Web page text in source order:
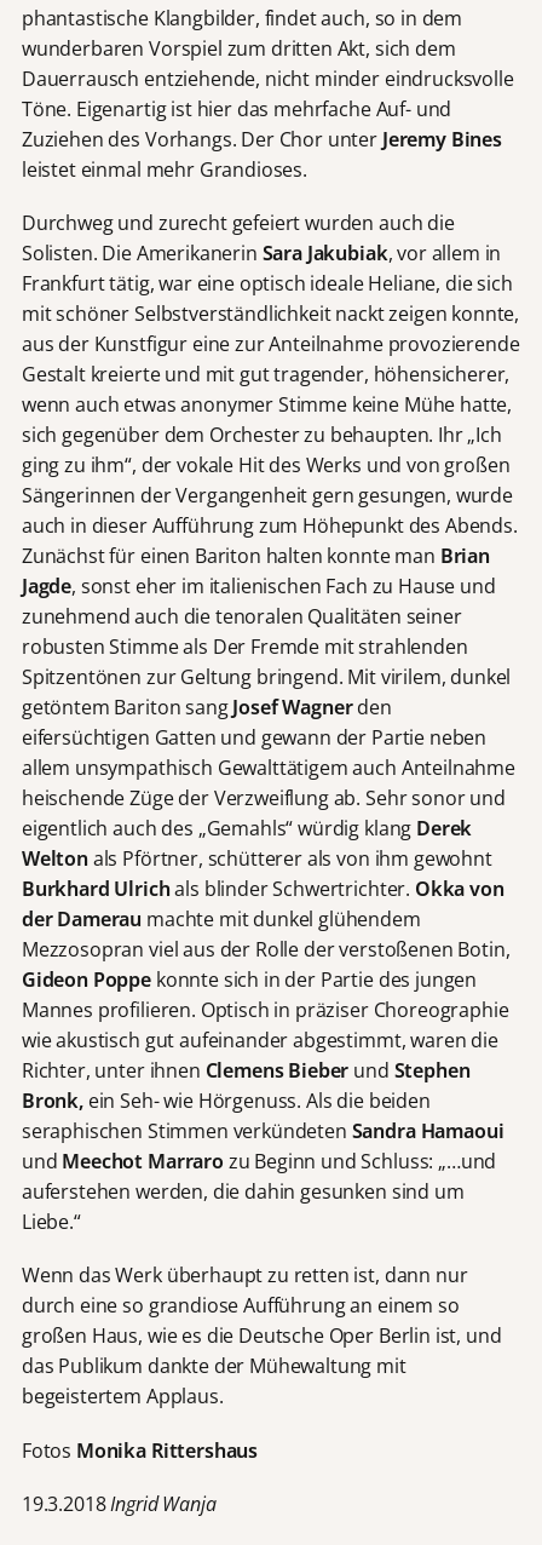
phantastische Klangbilder, findet auch, so in dem
wunderbaren Vorspiel zum dritten Akt, sich dem
Dauerrausch entziehende, nicht minder eindrucksvolle
Töne. Eigenartig ist hier das mehrfache Auf- und
Zuziehen des Vorhangs. Der Chor unter Jeremy Bines
leistet einmal mehr Grandioses.
Durchweg und zurecht gefeiert wurden auch die
Solisten. Die Amerikanerin Sara Jakubiak, vor allem in
Frankfurt tätig, war eine optisch ideale Heliane, die sich
mit schöner Selbstverständlichkeit nackt zeigen konnte,
aus der Kunstfigur eine zur Anteilnahme provozierende
Gestalt kreierte und mit gut tragender, höhensicherer,
wenn auch etwas anonymer Stimme keine Mühe hatte,
sich gegenüber dem Orchester zu behaupten. Ihr „Ich
ging zu ihm“, der vokale Hit des Werks und von großen
Sängerinnen der Vergangenheit gern gesungen, wurde
auch in dieser Aufführung zum Höhepunkt des Abends.
Zunächst für einen Bariton halten konnte man Brian
Jagde, sonst eher im italienischen Fach zu Hause und
zunehmend auch die tenoralen Qualitäten seiner
robusten Stimme als Der Fremde mit strahlenden
Spitzentönen zur Geltung bringend. Mit virilem, dunkel
getöntem Bariton sangJosef Wagnerden
eifersüchtigen Gatten und gewann der Partie neben
allem unsympathisch Gewalttätigem auch Anteilnahme
heischende Züge der Verzweiflung ab. Sehr sonor und
eigentlich auch des „Gemahls“ würdig klang Derek
Weltonals Pförtner, schütterer als von ihm gewohnt
Burkhard Ulrichals blinder Schwertrichter. Okka von
der Damerau machte mit dunkel glühendem
Mezzosopran viel aus der Rolle der verstoßenen Botin,
Gideon Poppe konnte sich in der Partie des jungen
Mannes profilieren. Optisch in präziser Choreographie
wie akustisch gut aufeinander abgestimmt, waren die
Richter, unter ihnen Clemens Bieber und Stephen
Bronk,ein Seh- wie Hörgenuss. Als die beiden
seraphischen Stimmen verkündeten Sandra Hamaoui
und Meechot Marraro zu Beginn und Schluss: „…und
auferstehen werden, die dahin gesunken sind um
Liebe.“
Wenn das Werk überhaupt zu retten ist, dann nur
durch eine so grandiose Aufführung an einem so
großen Haus, wie es die Deutsche Oper Berlin ist, und
das Publikum dankte der Mühewaltung mit
begeistertem Applaus.
Fotos Monika Rittershaus
19.3.2018Ingrid Wanja